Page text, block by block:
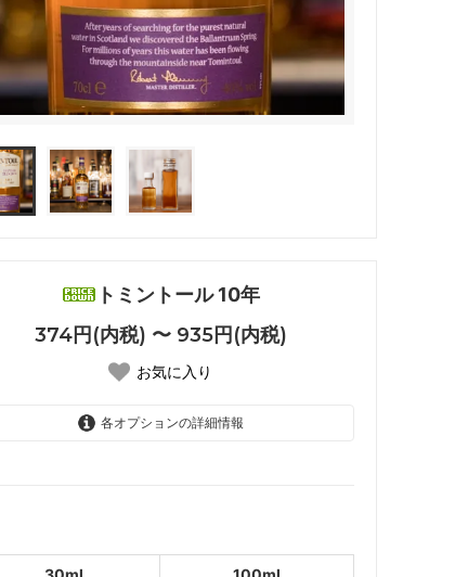
トミントール 10年
374円(内税) 〜 935円(内税)
お気に入り
各オプションの詳細情報
SOLD OUT